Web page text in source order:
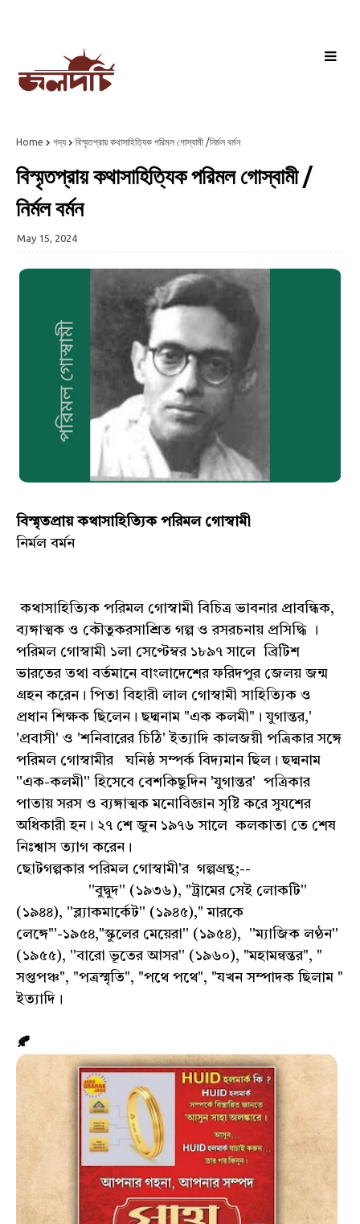
Home গদ্য বিস্মৃতপ্রায় কথাসাহিত্যিক পরিমল গোস্বামী /নির্মল বর্মন‌
বিস্মৃতপ্রায় কথাসাহিত্যিক পরিমল গোস্বামী /
নির্মল বর্মন‌
May 15, 2024
বিস্মৃতপ্রায় কথাসাহিত্যিক পরিমল গোস্বামী
নির্মল বর্মন‌
কথাসাহিত্যিক পরিমল গোস্বামী বিচিত্র ভাবনার প্রাবন্ধিক,
ব্যঙ্গাত্মক ও কৌতুকরসাশ্রিত গল্প ও রসরচনায় প্রসিদ্ধি ।
পরিমল গোস্বামী ১লা সেপ্টেম্বর ১৮৯৭ সালে ব্রিটিশ
ভারতের তথা বর্তমানে বাংলাদেশের ফরিদপুর জেলয় জন্ম
গ্ৰহন করেন। পিতা বিহারী লাল গোস্বামী সাহিত্যিক ও
প্রধান শিক্ষক ছিলেন। ছদ্মনাম "এক কলমী"। যুগান্তর,'
'প্রবাসী' ও 'শনিবারের চিঠি' ইত্যাদি কালজয়ী পত্রিকার সঙ্গে
পরিমল গোস্বামীর ঘনিষ্ঠ সম্পর্ক বিদ্যমান ছিল। ছদ্মনাম
''এক-কলমী'' হিসেবে বেশকিছুদিন 'যুগান্তর' পত্রিকার
পাতায় সরস ও ব্যঙ্গাত্মক মনোবিজ্ঞান সৃষ্টি করে সুযশের
অধিকারী হন। ২৭ শে জুন ১৯৭৬ সালে কলকাতা তে শেষ
নিঃশ্বাস ত্যাগ করেন।
ছোটগল্পকার পরিমল গোস্বামী'র গল্পগ্ৰন্থ;--
''বুদ্বুদ'' (১৯৩৬), "ট্রামের সেই লোকটি''
(১৯৪৪), ''ব্ল‍্যাকমার্কেট'' (১৯৪৫)," মারকে
লেঙ্গে"'-১৯৫৪,"স্কুলের মেয়েরা'' (১৯৫৪), ''ম্যাজিক লণ্ঠন''
(১৯৫৫), ''বারো ভূতের আসর'' (১৯৬০), "মহামন্বন্তর", "
সপ্তপঞ্চ", "পত্রস্মৃতি", "পথে পথে", "যখন সম্পাদক ছিলাম "
ইত্যাদি।
🍂